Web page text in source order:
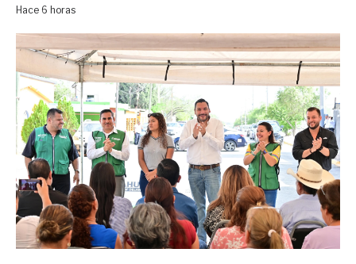
Hace 6 horas